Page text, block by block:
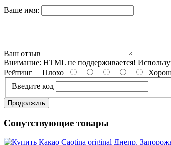
Ваше имя:
Ваш отзыв
Внимание: HTML не поддерживается!
Рейтинг Плохо
Введите код
Продолжить
Сопутствующие товары